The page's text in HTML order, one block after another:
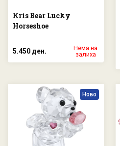
Kris Bear Lucky
Horseshoe
5.450 ден.
Нема на
залиха
Ново